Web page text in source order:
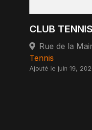
CLUB
Rue de la
Tennis
Ajouté le juin 19,